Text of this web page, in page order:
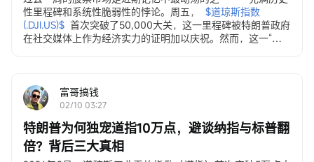
性里程碑和系统性脆弱性的悖论。周五，
$道琼斯指数
(.DJI.US)$ 首次突破了50,000大关，这一里程碑被特朗普政府
在社交媒体上作为经济实力的证明加以庆祝。然而，这一“成
富哥搞钱
02/10 03:27
特朗普为何独宠道指10万点，避谈纳指与标普翻
倍？背后三大真相